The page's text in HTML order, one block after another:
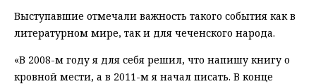
Выступавшие отмечали важность такого события как в
литературном мире, так и для чеченского народа.
«В 2008-м году я для себя решил, что напишу книгу о
кровной мести, а в 2011-м я начал писать. В конце